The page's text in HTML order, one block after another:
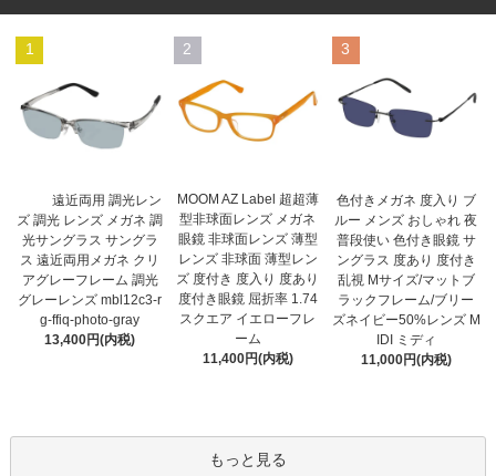
1
遠近両用 調光レン
ズ 調光 レンズ メガネ 調
光サングラス サングラ
ス 遠近両用メガネ クリ
アグレーフレーム 調光
グレーレンズ mbl12c3-r
g-ffiq-photo-gray
13,400円(内税)
2
MOOM AZ Label 超超薄
型非球面レンズ メガネ
眼鏡 非球面レンズ 薄型
レンズ 非球面 薄型レン
ズ 度付き 度入り 度あり
度付き眼鏡 屈折率 1.74
スクエア イエローフレ
ーム
11,400円(内税)
3
色付きメガネ 度入り ブ
ルー メンズ おしゃれ 夜
普段使い 色付き眼鏡 サ
ングラス 度あり 度付き
乱視 Mサイズ/マットブ
ラックフレーム/ブリー
ズネイビー50%レンズ M
IDI ミディ
11,000円(内税)
もっと見る